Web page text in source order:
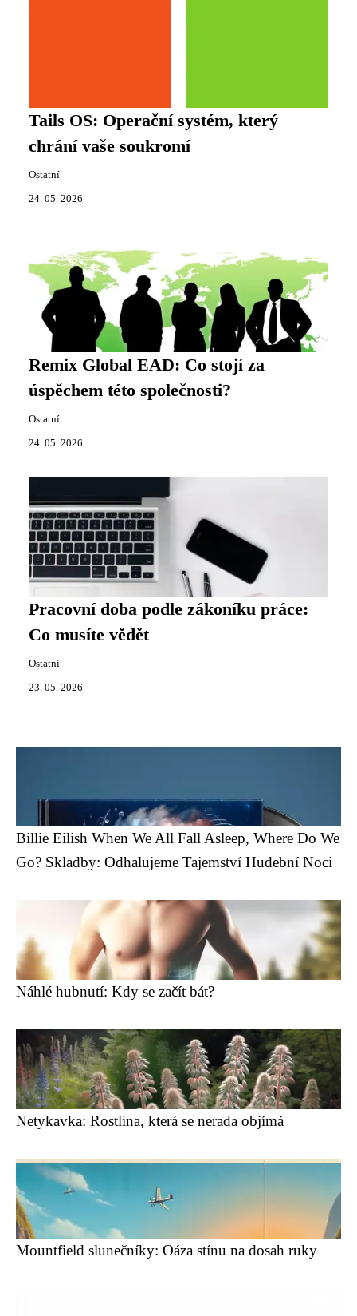
Tails OS: Operační systém, který
chrání vaše soukromí
Ostatní
24. 05. 2026
Remix Global EAD: Co stojí za
úspěchem této společnosti?
Ostatní
24. 05. 2026
Pracovní doba podle zákoníku práce:
Co musíte vědět
Ostatní
23. 05. 2026
Billie Eilish When We All Fall Asleep, Where Do We
Go? Skladby: Odhalujeme Tajemství Hudební Noci
Náhlé hubnutí: Kdy se začít bát?
Netykavka: Rostlina, která se nerada objímá
Mountfield slunečníky: Oáza stínu na dosah ruky